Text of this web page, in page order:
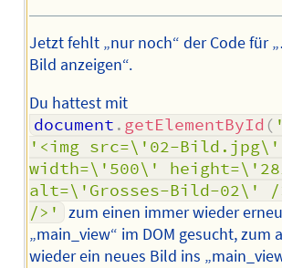
Jetzt fehlt „nur noch“ der Code für
Bild anzeigen“.
Du hattest mit
document . getElementById (
'<img src=\'02-Bild.jpg\'
width=\'500\'
alt=\'Grosses-Bild-02\' /
/>'
zum einen immer wieder
„main_view“ im DOM gesucht, zum
wieder ein neues Bild ins